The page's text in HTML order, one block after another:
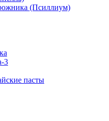
(Псиллиум)
3
пасты